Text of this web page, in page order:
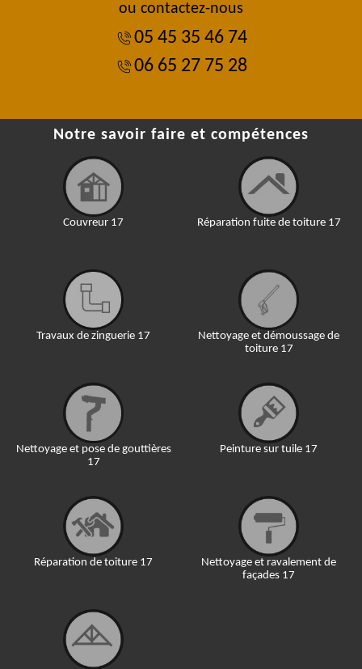
ou contactez-nous
05 45 35 46 74
06 65 27 75 28
Notre savoir faire et compétences
Couvreur 17
Travaux de zinguerie 17
Nettoyage et pose de gouttières
17
Réparation de toiture 17
Réparation fuite de toiture 17
Nettoyage et démoussage de
toiture 17
Peinture sur tuile 17
Nettoyage et ravalement de
façades 17